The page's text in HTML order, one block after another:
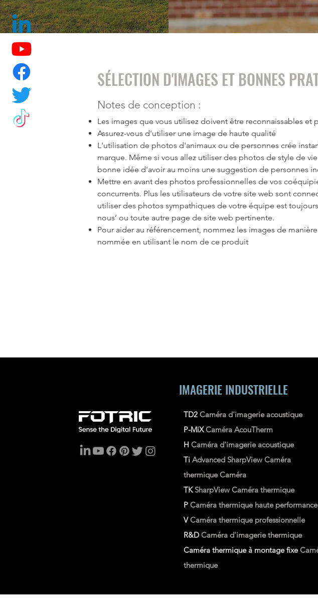
SÉLECTION D'IMAGES ET BONNES
Notes de conception :
Les images que vous utilisez doivent être reconnaissables et
Assurez-vous d'utiliser une image de haute qualité
L'utilisation de photos d'animaux ou de personnes crée
marque. Même si vous allez utiliser des photos de style de
bonne idée d'avoir au moins une suggestion de personnes
Mettre en avant des photos professionnelles de vos
concurrents. Plus les utilisateurs de votre site web sont
utiliser des photos sympathiques de votre équipe est
nous’ ou toute autre page de site web pertinente.
Pour aider au référencement, nommez les images de
nommée en utilisant le nom de ce produit
IMAGERIE INDUSTRIELLE
TD2 Caméra d'imagerie acoustique
P-MiXCaméra AcouTherm
H Caméra d'imagerie acoustique
Ti Advanced SharpView Caméra
thermique Caméra
TK SharpView Caméra thermique
P Caméra thermique haute performance
VCaméra thermique professionnelle
R&D Caméra d'imagerie thermique
Caméra thermique à montage fixe
thermique